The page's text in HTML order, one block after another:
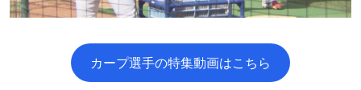
カープ選手の特集動画はこちら